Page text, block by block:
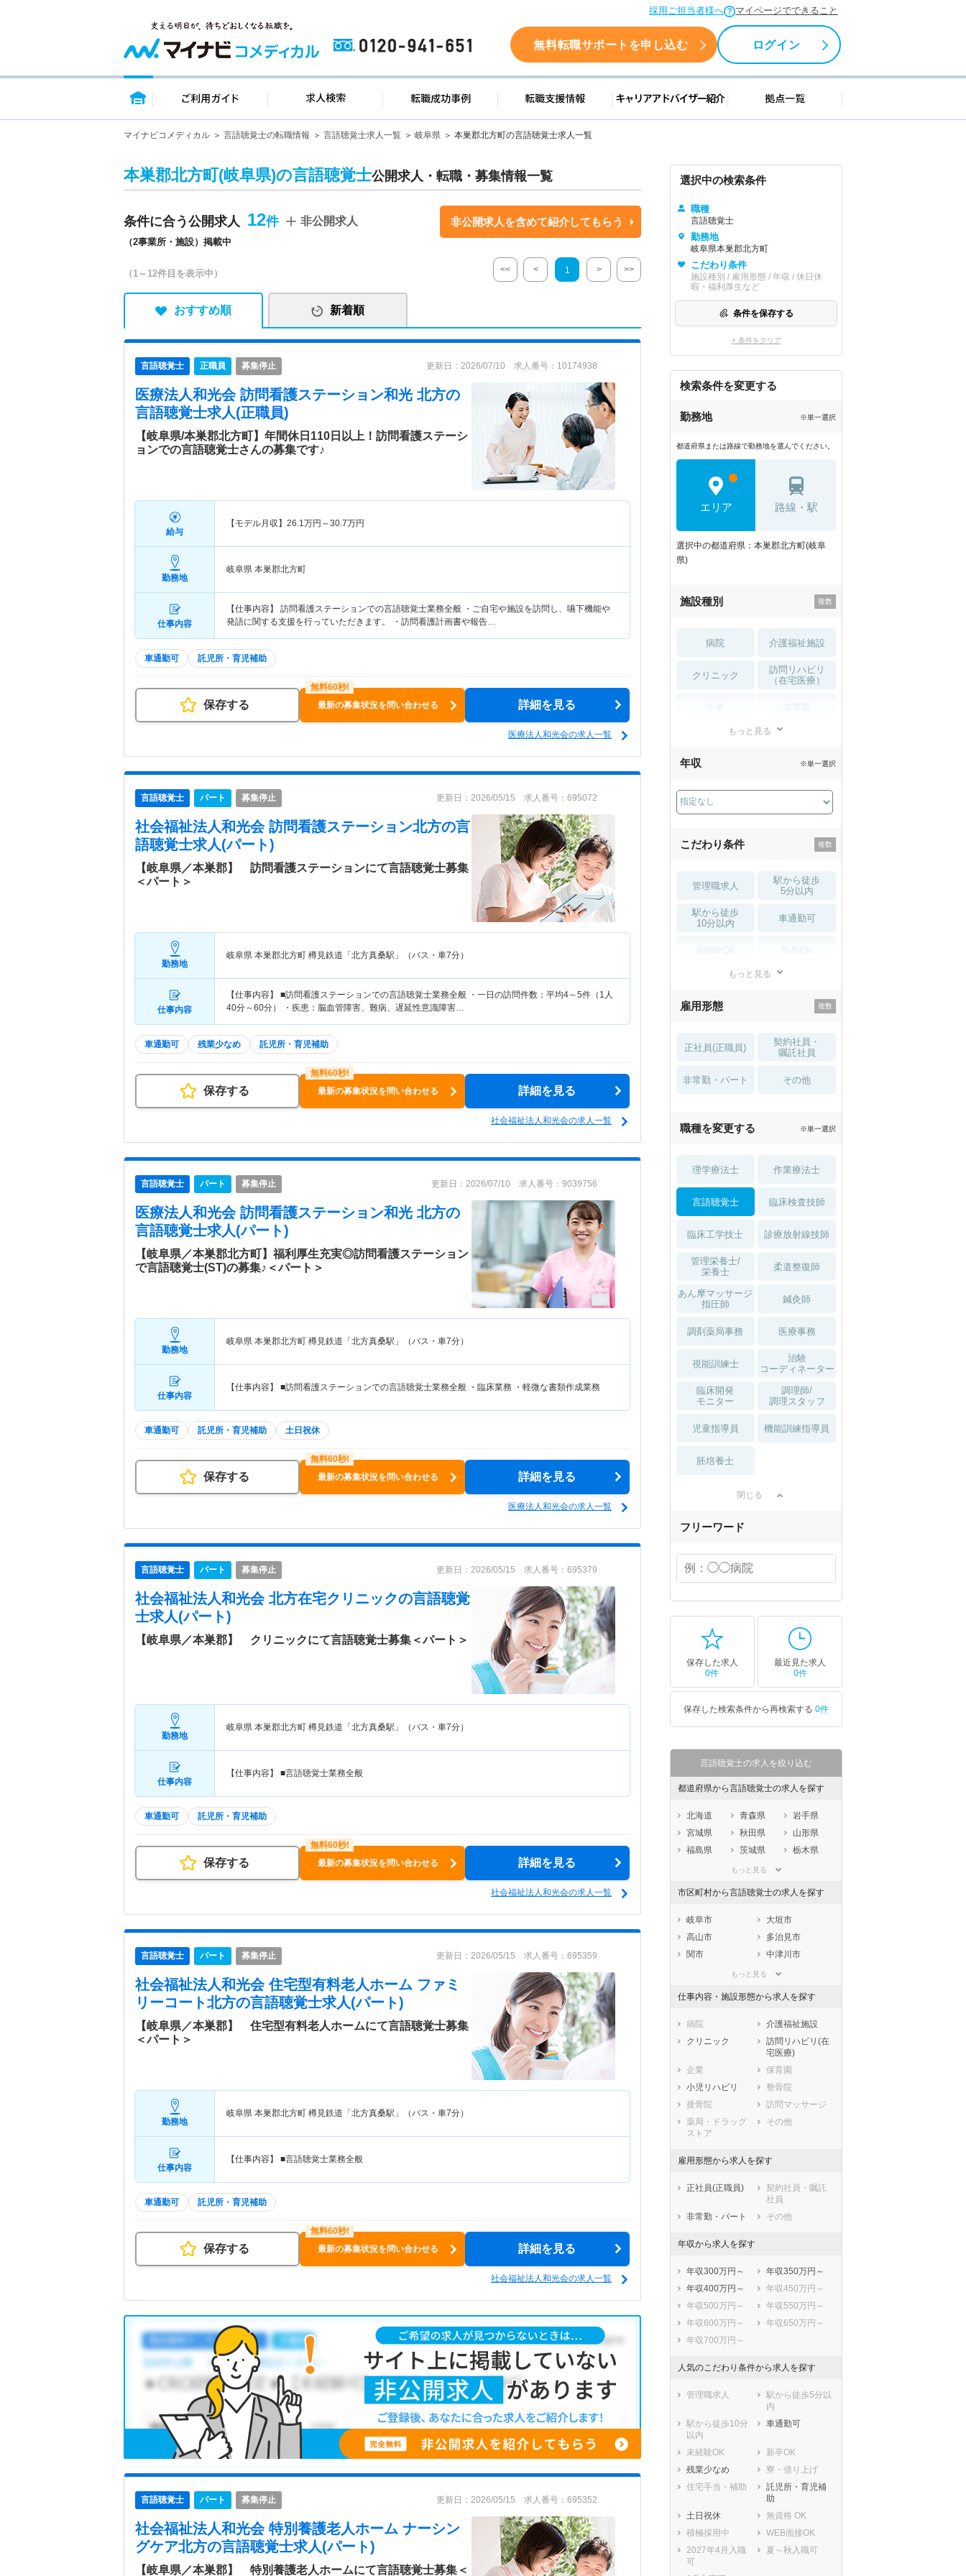
採用ご担当者様へ マイページでできること
0120-941-651 無料転職サポートを申し込む ログイン
トップページ ご利用ガイド 求人検索 転職成功事例 転職支援情報 キャリアアドバイザー紹介 拠点一覧
マイナビコメディカル 言語聴覚士の転職情報 言語聴覚士求人一覧 岐阜県 本巣郡北方町の言語聴覚士求人一覧
本巣郡北方町(岐阜県)の言語聴覚士公開求人・転職・募集情報一覧
条件に合う公開求人 12
（2事業所・施設）掲載中
非公開求人 非公開求人を含めて紹介してもらう
（1～12件目を表示中） << < 1 > >>
おすすめ順 新着順
言語聴覚士 正職員 募集停止 更新日：2026/07/10 求人番号：10174938
医療法人和光会 訪問看護ステーション和光 北方の
言語聴覚士求人(正職員)
【岐阜県/本巣郡北方町】年間休日110日以上！訪問看護ステーシ
ョンでの言語聴覚士さんの募集です♪
給与
【モデル月収】 26.1万円～30.7万円
勤務地
岐阜県 本巣郡北方町
仕事内容
【仕事内容】 訪問看護ステーションでの言語聴覚士業務全般 ・ご自宅や施設を訪問し、嚥下機能や
発語に関する支援を行っていただきます。 ・訪問看護計画書や報告…
車通勤可 託児所・育児補助
保存する 最新の募集状況を問い合わせる 詳細を見る
医療法人和光会の求人一覧
言語聴覚士 パート 募集停止 更新日：2026/05/15 求人番号：695072
社会福祉法人和光会 訪問看護ステーション北方の言
語聴覚士求人(パート)
【岐阜県／本巣郡】 訪問看護ステーションにて言語聴覚士募集
＜パート＞
勤務地
岐阜県 本巣郡北方町 樽見鉄道「北方真桑駅」（バス・車7分）
仕事内容
【仕事内容】 ■訪問看護ステーションでの言語聴覚士業務全般 ・一日の訪問件数：平均4～5件（1人
40分～60分） ・疾患：脳血管障害、難病、遅延性意識障害…
車通勤可 残業少なめ 託児所・育児補助
保存する 最新の募集状況を問い合わせる 詳細を見る
社会福祉法人和光会の求人一覧
言語聴覚士 パート 募集停止 更新日：2026/07/10 求人番号：9039756
医療法人和光会 訪問看護ステーション和光 北方の
言語聴覚士求人(パート)
【岐阜県／本巣郡北方町】福利厚生充実◎訪問看護ステーション
で言語聴覚士(ST)の募集♪＜パート＞
勤務地
岐阜県 本巣郡北方町 樽見鉄道「北方真桑駅」（バス・車7分）
仕事内容
【仕事内容】 ■訪問看護ステーションでの言語聴覚士業務全般 ・臨床業務 ・軽微な書類作成業務
車通勤可 託児所・育児補助 土日祝休
保存する 最新の募集状況を問い合わせる 詳細を見る
医療法人和光会の求人一覧
言語聴覚士 パート 募集停止 更新日：2026/05/15 求人番号：695379
社会福祉法人和光会 北方在宅クリニックの言語聴覚
士求人(パート)
【岐阜県／本巣郡】 クリニックにて言語聴覚士募集＜パート＞
勤務地
岐阜県 本巣郡北方町 樽見鉄道「北方真桑駅」（バス・車7分）
仕事内容
【仕事内容】 ■言語聴覚士業務全般
車通勤可 託児所・育児補助
保存する 最新の募集状況を問い合わせる 詳細を見る
社会福祉法人和光会の求人一覧
言語聴覚士 パート 募集停止 更新日：2026/05/15 求人番号：695359
社会福祉法人和光会 住宅型有料老人ホーム ファミ
リーコート北方の言語聴覚士求人(パート)
【岐阜県／本巣郡】 住宅型有料老人ホームにて言語聴覚士募集
＜パート＞
勤務地
岐阜県 本巣郡北方町 樽見鉄道「北方真桑駅」（バス・車7分）
仕事内容
【仕事内容】 ■言語聴覚士業務全般
車通勤可 託児所・育児補助
保存する 最新の募集状況を問い合わせる 詳細を見る
社会福祉法人和光会の求人一覧
言語聴覚士 パート 募集停止 更新日：2026/05/15 求人番号：695352
社会福祉法人和光会 特別養護老人ホーム ナーシン
グケア北方の言語聴覚士求人(パート)
【岐阜県／本巣郡】 特別養護老人ホームにて言語聴覚士募集＜
選択中の検索条件
職種
言語聴覚士
勤務地
岐阜県本巣郡北方町
こだわり条件
施設種別 / 雇用形態 / 年収 / 休日休
暇・福利厚生など
条件を保存する
× 条件をクリア
検索条件を変更する
勤務地 ※単一選択
都道府県または路線で勤務地を選んでください。
エリア 路線・駅
選択中の都道府県：本巣郡北方町(岐阜
県)
施設種別
病院 介護福祉施設
クリニック
訪問リハビリ
（在宅医療）
薬局・
もっと見る
年収 ※単一選択
こだわり条件
管理職求人
駅から徒歩
5分以内
駅から徒歩
10分以内
車通勤可
住宅手当・補助
土日祝休 無資格 OK
積極採用中 WEB面接OK
もっと見る
雇用形態
正社員(正職員)
契約社員・
嘱託社員
非常勤・パート その他
職種を変更する ※単一選択
理学療法士 作業療法士
言語聴覚士 臨床検査技師
臨床工学技士 診療放射線技師
管理栄養士/
栄養士
柔道整復師
あん摩マッサージ
指圧師
鍼灸師
調剤薬局事務 医療事務
視能訓練士
治験
コーディネーター
臨床開発
モニター
調理師/
調理スタッフ
児童指導員 機能訓練指導員
胚培養士
閉じる
フリーワード
保存した求人
0件
最近見た求人
0件
保存した検索条件から再検索する 0件
言語聴覚士の求人を絞り込む
都道府県から言語聴覚士の求人を探す
北海道 青森県
岩手県
宮城県
秋田県
山形県
福島県
茨城県
栃木県
埼玉県
石川県
福井県
静岡県
愛知県
三重県
滋賀県
京都府
大阪府
奈良県
香川県
愛媛県
高知県
福岡県
佐賀県
長崎県
宮崎県
鹿児島県
沖縄県
もっと見る
市区町村から言語聴覚士の求人を探す
岐阜市
大垣市
高山市
多治見市
関市
中津川市
瑞浪市
各務原市
可児市
山県市
瑞穂市
本巣市
郡上市
下呂市
海津市
羽島郡岐南町
羽島郡笠松町
養老郡養老町
不破郡垂井町
不破郡関ケ原町
安八郡安八町
揖斐郡揖斐川町
加茂郡坂祝町
加茂郡富加町
加茂郡川辺町
加茂郡白川町
可児郡御嵩町
大野郡白川村
もっと見る
仕事内容・施設形態から求人を探す
病院
介護福祉施設
クリニック
訪問リハビリ(在
宅医療)
企業
保育園
小児リハビリ
整骨院
接骨院
訪問マッサージ
薬局・ドラッグ
ストア
その他
雇用形態から求人を探す
正社員(正職員)
契約社員・嘱託
社員
非常勤・パート
その他
年収から求人を探す
年収300万円～
年収350万円～
年収400万円～
年収450万円～
年収500万円～
年収550万円～
年収600万円～
年収650万円～
年収700万円～
人気のこだわり条件から求人を探す
管理職求人
駅から徒歩5分以
内
駅から徒歩10分
以内
車通勤可
未経験OK
新卒OK
残業少なめ
寮・借り上げ
住宅手当・補助
託児所・育児補
助
土日祝休
無資格 OK
積極採用中
WEB面接OK
2027年4月入職
可
夏～秋入職可